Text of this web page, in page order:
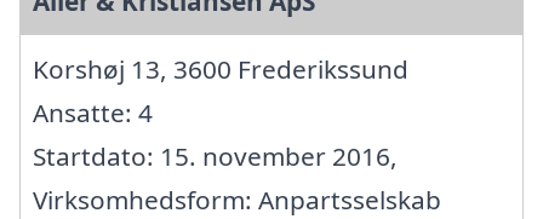
Korshøj 13, 3600 Frederikssund
Ansatte: 4
Startdato: 15. november 2016,
Virksomhedsform: Anpartsselskab